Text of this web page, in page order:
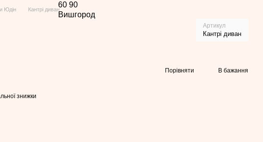
60 90
Вишгород
Юдін Кантрі диван
Артикул
Кантрі диван
Порівняти В бажання
знижки